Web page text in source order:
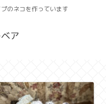
のネコを作っています
ア